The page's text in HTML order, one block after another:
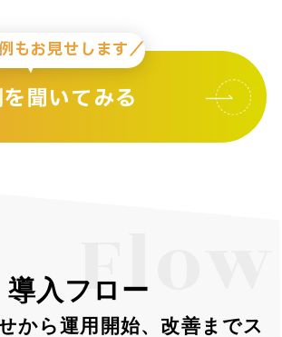
もお見せします／
聞いてみる
Flow
導入フロー
から運用開始、改善までス